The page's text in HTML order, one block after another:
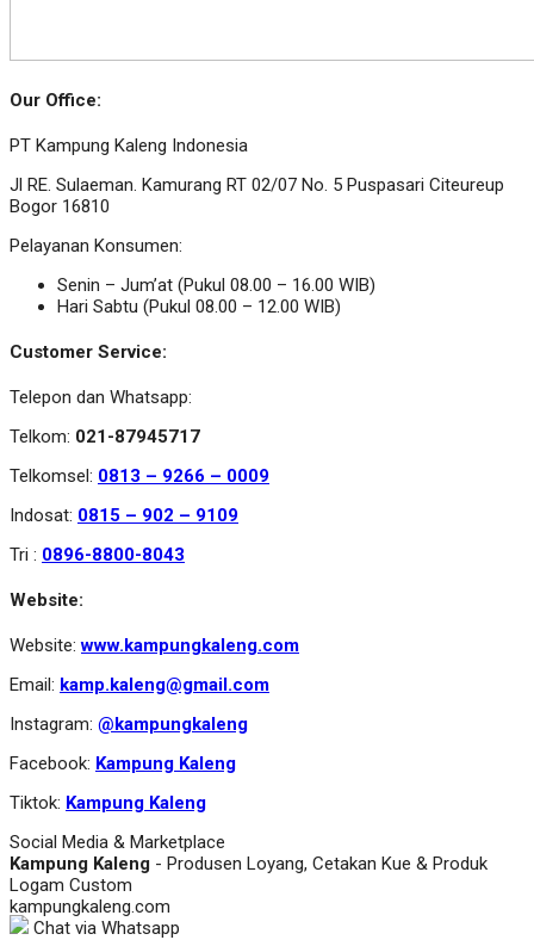
Our Office:
PT Kampung Kaleng Indonesia
Jl RE. Sulaeman. Kamurang RT 02/07 No. 5 Puspasari Citeureup
Bogor 16810
Pelayanan Konsumen:
Senin – Jum’at (Pukul 08.00 – 16.00 WIB)
Hari Sabtu (Pukul 08.00 – 12.00 WIB)
Customer Service:
Telepon dan Whatsapp:
Telkom: 021-87945717
Telkomsel: 0813 – 9266 – 0009
Indosat: 0815 – 902 – 9109
Tri : 0896-8800-8043
Website:
Website:www.kampungkaleng.com
Email: kamp.kaleng@gmail.com
Instagram: @kampungkaleng
Facebook: Kampung Kaleng
Tiktok: Kampung Kaleng
Social Media & Marketplace
Kampung Kaleng - Produsen Loyang, Cetakan Kue & Produk
Logam Custom
kampungkaleng.com
Chat via Whatsapp